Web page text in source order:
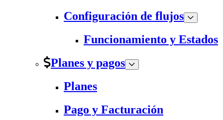
Configuración de flujos
Funcionamiento y Estados
Planes y pagos
Planes
Pago y Facturación